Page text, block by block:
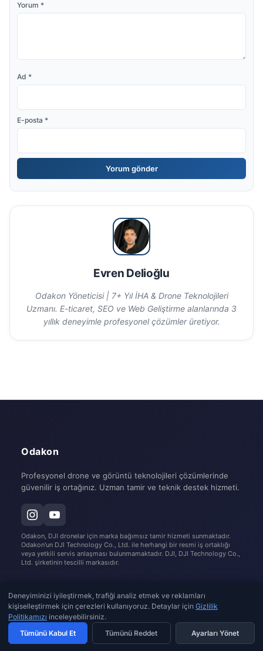
Yorum *
Ad *
E-posta *
Evren Delioğlu
Odakon Yöneticisi | 7+ Yıl İHA & Drone Teknolojileri
Uzmanı. E-ticaret, SEO ve Web Geliştirme alanlarında 3
yıllık deneyimle profesyonel çözümler üretiyor.
Odakon
Profesyonel drone ve görüntü teknolojileri çözümlerinde
güvenilir iş ortağınız. Uzman tamir ve teknik destek hizmeti.
Odakon, DJI dronelar için marka bağımsız tamir hizmeti sunmaktadır.
Odakon'un DJI Technology Co., Ltd. ile herhangi bir resmi iş ortaklığı
veya yetkili servis anlaşması bulunmamaktadır. DJI, DJI Technology Co.,
Ltd. şirketinin tescilli markasıdır.
Kurumsal
Hakkımızda
Müşteri Hizmetleri
Deneyiminizi iyileştirmek, trafiği analiz etmek ve reklamları
kişiselleştirmek için çerezleri kullanıyoruz. Detaylar için Gizlilik
Politikamızı inceleyebilirsiniz.
Tümünü Kabul Et
Tümünü Reddet Ayarları Yönet